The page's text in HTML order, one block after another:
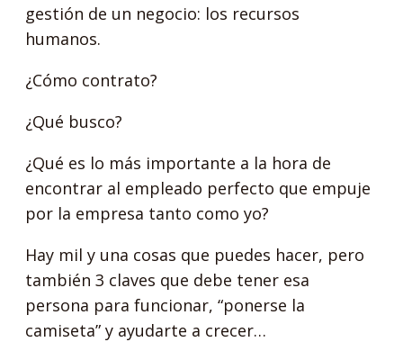
gestión de un negocio: los recursos
humanos.
¿Cómo contrato?
¿Qué busco?
¿Qué es lo más importante a la hora de
encontrar al empleado perfecto que empuje
por la empresa tanto como yo?
Hay mil y una cosas que puedes hacer, pero
también 3 claves que debe tener esa
persona para funcionar, “ponerse la
camiseta” y ayudarte a crecer…